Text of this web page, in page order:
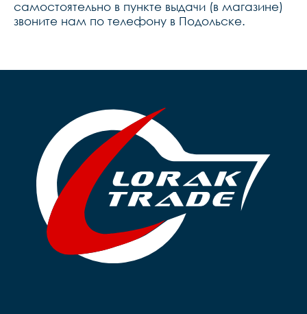
самостоятельно в пункте выдачи (в магазине)
звоните нам по телефону в Подольске.